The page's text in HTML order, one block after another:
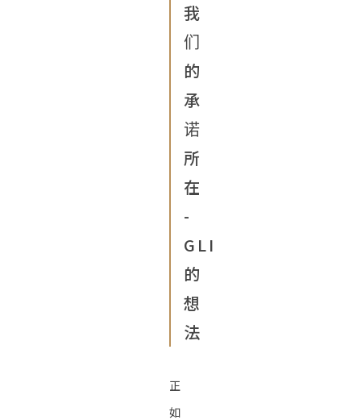
我
们
的
承
诺
所
在
-
GLI
的
想
法
正
如